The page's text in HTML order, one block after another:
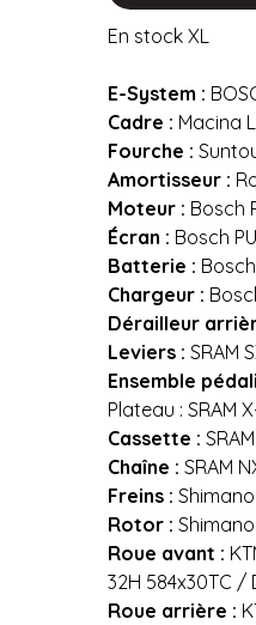
En stock XL
E-System :
Cadre : Macina
Fourche :
Amortisseur :
Moteur : Bosch
Écran : Bosch
Batterie :
Chargeur :
Dérailleur
Leviers : SRAM
Ensemble
Plateau : SRAM
Cassette :
Chaîne : SRAM
Freins :
Rotor :
Roue avant :
32H 584x30TC /
Roue arrière :